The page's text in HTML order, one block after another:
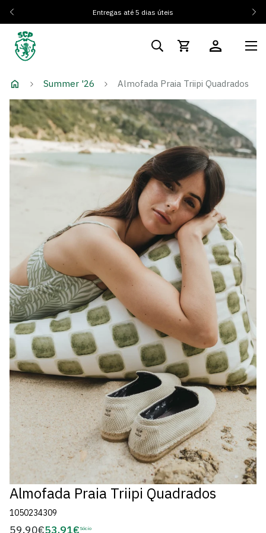
Entregas até 5 dias úteis
Summer '26 Almofada Praia Triipi Quadrados
Almofada Praia Triipi Quadrados
1050234309
Preço
59,90€53,91€ Sócio